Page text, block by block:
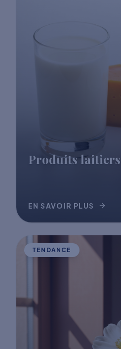
Produits
EN SAVOIR PLUS
TENDANCE